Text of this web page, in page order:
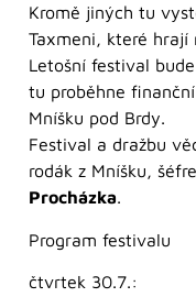
Kromě jiných tu
Taxmeni, které hrají
Letošní festival
tu proběhne
Mníšku pod Brdy.
Festival a dražbu
rodák z Mníšku,
Procházka.
Program festivalu
čtvrtek 30.7.: